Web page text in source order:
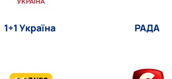
1+1 Україна РАДА